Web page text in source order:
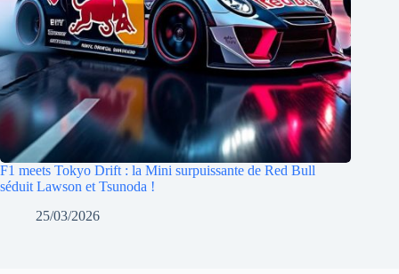
F1 meets Tokyo Drift : la Mini surpuissante de Red Bull
séduit Lawson et Tsunoda !
25/03/2026